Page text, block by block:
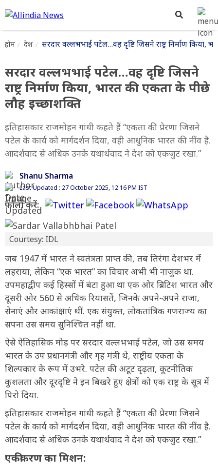
होम देश सरदार वल्लभभाई पटेल…वह दृष्टि जिसने राष्ट्र निर्माण किया,
सरदार वल्लभभाई पटेल…वह दृष्टि जिसने
राष्ट्र निर्माण किया, भारत की एकता के पीछे
लौह इच्छाशक्ति
इतिहासकार राजमोहन गांधी कहते हैं “एकता की प्रेरणा जिसने
पटेल के कार्य को मार्गदर्शन दिया, वही आधुनिक भारत की नींव है.
आदर्शवाद से अधिक उनके यथार्थवाद ने देश को एकजुट रखा.”
Shanu Sharma
Last Updated : 27 October 2025, 12:16 PM IST
फॉलो करें:
Courtesy: IDL
जब 1947 में भारत ने स्वतंत्रता प्राप्त की, तब तिरंगा देशभर में
लहराया, लेकिन “एक भारत” का विचार अभी भी नाजुक था.
उपमहाद्वीप कई हिस्सों में बंटा हुआ था एक ओर ब्रिटिश भारत और
दूसरी ओर 560 से अधिक रियासतें, जिनके अपने-अपने राजा,
सेनाएं और आकांक्षाएं थीं. एक संयुक्त, लोकतांत्रिक गणराज्य का
सपना उस समय सुनिश्चित नहीं था.
ऐसे ऐतिहासिक मोड़ पर सरदार वल्लभभाई पटेल, जो उस समय
भारत के उप प्रधानमंत्री और गृह मंत्री थे, राष्ट्रीय एकता के
शिल्पकार के रूप में उभरे. पटेल की अटूट दृढ़ता, कूटनीतिक
कुशलता और दूरदृष्टि ने इन बिखरे हुए क्षेत्रों को एक राष्ट्र के सूत्र में
पिरो दिया.
इतिहासकार राजमोहन गांधी कहते हैं “एकता की प्रेरणा जिसने
पटेल के कार्य को मार्गदर्शन दिया, वही आधुनिक भारत की नींव है.
आदर्शवाद से अधिक उनके यथार्थवाद ने देश को एकजुट रखा.”
एकीकरण का मिशन: